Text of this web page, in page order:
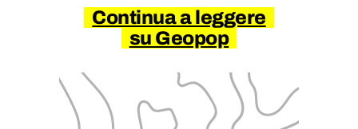
Continua a leggere
su Geopop